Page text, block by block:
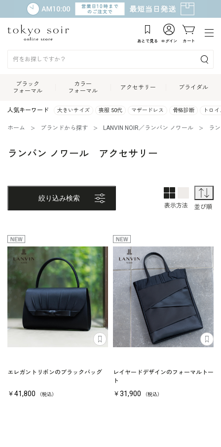
あとで見る ログイン カート
ブラック
フォーマル
カラー
フォーマル
アクセサリー ブライダル
人気キーワード 大きいサイズ 喪服 50代 マザードレス 骨格診断 トロ
ホーム ブランドから探す LANVIN NOIR／ランバン ノワール ラ
ランバン ノワール アクセサリー
絞り込み検索
表示方法
1列表示
並び順
エレガントリボンのブラックバッグ
￥41,800 （税込）
レイヤードデザインのフォーマルトー
ト
￥31,900 （税込）